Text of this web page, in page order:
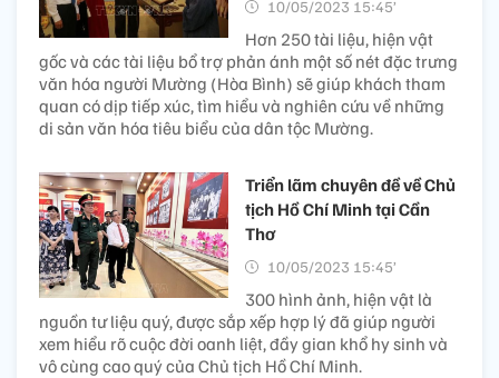
10/05/2023 15:45’
Hơn 250 tài liệu, hiện vật
gốc và các tài liệu bổ trợ phản ánh một số nét đặc trưng
văn hóa người Mường (Hòa Bình) sẽ giúp khách tham
quan có dịp tiếp xúc, tìm hiểu và nghiên cứu về những
di sản văn hóa tiêu biểu của dân tộc Mường.
Triển lãm chuyên đề về Chủ
tịch Hồ Chí Minh tại Cần
Thơ
10/05/2023 15:45’
300 hình ảnh, hiện vật là
nguồn tư liệu quý, được sắp xếp hợp lý đã giúp người
xem hiểu rõ cuộc đời oanh liệt, đầy gian khổ hy sinh và
vô cùng cao quý của Chủ tịch Hồ Chí Minh.